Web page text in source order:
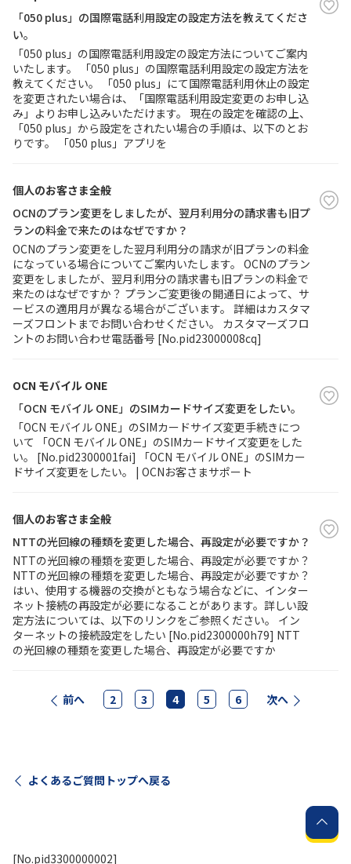
「050 plus」の国際電話利用設定の設定方法を教えてくださ
い。
「050 plus」の国際電話利用設定の設定方法についてご案内
いたします。 「050 plus」の国際電話利用設定の設定方法を
教えてください。 「050 plus」にて国際電話利用休止の設定
を変更されたい場合は、「国際電話利用設定変更のお申し込
み」よりお申し込みいただけます。 現在の設定を確認の上、
「050 plus」から設定をされたい場合の手順は、以下のとお
りです。 「050 plus」アプリを
個人のお客さま全般
OCNのプラン変更をしましたが、翌月利用分の請求書も旧プ
ランの料金で来たのはなぜですか？
OCNのプラン変更をした翌月利用分の請求が旧プランの料金
になっている場合についてご案内いたします。 OCNのプラン
変更をしましたが、翌月利用分の請求書も旧プランの料金で
来たのはなぜですか？ プランご変更後の開通日によって、サ
ービスの適用月が異なる場合がございます。 詳細はカスタマ
ーズフロントまでお問い合わせください。 カスタマーズフロ
ントのお問い合わせ電話番号 [No.pid23000008cq]
OCN モバイル ONE
「OCN モバイル ONE」のSIMカードサイズ変更をしたい。
「OCN モバイル ONE」のSIMカードサイズ変更手続きにつ
いて 「OCN モバイル ONE」のSIMカードサイズ変更をした
い。 [No.pid2300001fai] 「OCN モバイル ONE」のSIMカー
ドサイズ変更をしたい。 | OCNお客さまサポート
個人のお客さま全般
NTTの光回線の種類を変更した場合、再設定が必要ですか？
NTTの光回線の種類を変更した場合、再設定が必要ですか？
NTTの光回線の種類を変更した場合、再設定が必要ですか？
はい、使用する機器の交換がともなう場合などに、インター
ネット接続の再設定が必要になることがあります。詳しい設
定方法については、以下のリンクをご参照ください。 イン
ターネットの接続設定をしたい [No.pid2300000h79] NTT
の光回線の種類を変更した場合、再設定が必要ですか
前へ 2 3 4 5 6 次へ
よくあるご質問トップへ戻る
[No.pid3300000002]